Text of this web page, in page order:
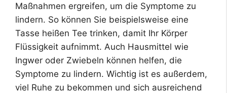
Maßnahmen ergreifen, um die Symptome zu
lindern. So können Sie beispielsweise eine
Tasse heißen Tee trinken, damit Ihr Körper
Flüssigkeit aufnimmt. Auch Hausmittel wie
Ingwer oder Zwiebeln können helfen, die
Symptome zu lindern. Wichtig ist es außerdem,
viel Ruhe zu bekommen und sich ausreichend